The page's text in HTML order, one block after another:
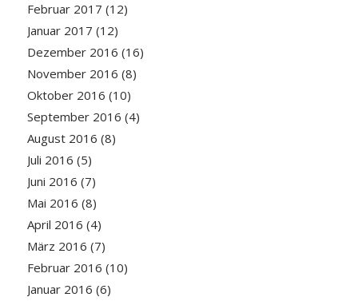
Februar 2017 (12)
Januar 2017 (12)
Dezember 2016 (16)
November 2016 (8)
Oktober 2016 (10)
September 2016 (4)
August 2016 (8)
Juli 2016 (5)
Juni 2016 (7)
Mai 2016 (8)
April 2016 (4)
März 2016 (7)
Februar 2016 (10)
Januar 2016 (6)